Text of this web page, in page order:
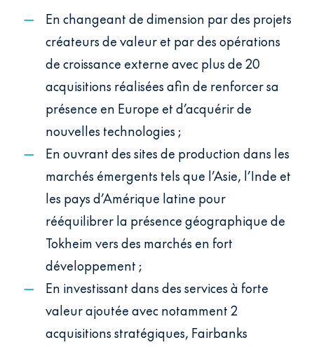
En changeant de dimension par des projets
créateurs de valeur et par des opérations
de croissance externe avec plus de 20
acquisitions réalisées afin de renforcer sa
présence en Europe et d’acquérir de
nouvelles technologies ;
En ouvrant des sites de production dans les
marchés émergents tels que l’Asie, l’Inde et
les pays d’Amérique latine pour
rééquilibrer la présence géographique de
Tokheim vers des marchés en fort
développement ;
En investissant dans des services à forte
valeur ajoutée avec notamment 2
acquisitions stratégiques, Fairbanks